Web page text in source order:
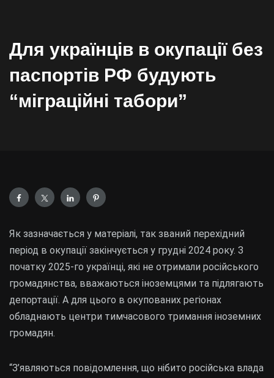
Для українців в окупації без
паспортів РФ будують
“міграційні табори”
Як зазначається у матеріалі, так званий перехідний
період в окупації закінчується у грудні 2024 року. З
початку 2025-го українці, які не отримали російського
громадянства, вважаються іноземцями та підлягають
депортації. А для цього в окупованих регіонах
обладнають центри тимчасового тримання іноземних
громадян.
“З’являються повідомлення, що нібито російська влада